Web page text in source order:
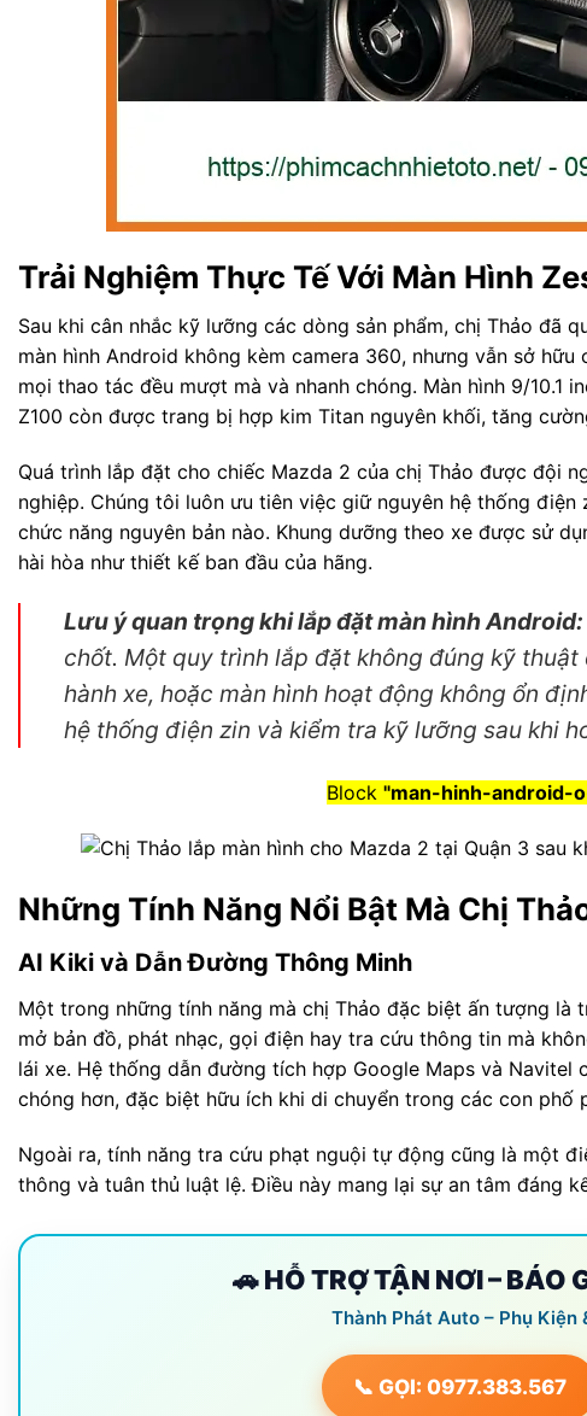
Trải Nghiệm Thực Tế Với Màn Hình
Sau khi cân nhắc kỹ lưỡng các dòng sản phẩm, chị Thảo đã
màn hình Android không kèm camera 360, nhưng vẫn sở hữu
mọi thao tác đều mượt mà và nhanh chóng. Màn hình 9/10.1
Z100 còn được trang bị hợp kim Titan nguyên khối, tăng
Quá trình lắp đặt cho chiếc Mazda 2 của chị Thảo được đội
nghiệp. Chúng tôi luôn ưu tiên việc giữ nguyên hệ thống
chức năng nguyên bản nào. Khung dưỡng theo xe được sử
hài hòa như thiết kế ban đầu của hãng.
Lưu ý quan trọng khi lắp đặt màn hình Android:
chốt. Một quy trình lắp đặt không đúng kỹ
hành xe, hoặc màn hình hoạt động không ổn
hệ thống điện zin và kiểm tra kỹ lưỡng sau khi
Block "man-hinh-android-
Những Tính Năng Nổi Bật Mà Chị
AI Kiki và Dẫn Đường Thông Minh
Một trong những tính năng mà chị Thảo đặc biệt ấn tượng
mở bản đồ, phát nhạc, gọi điện hay tra cứu thông tin mà
lái xe. Hệ thống dẫn đường tích hợp Google Maps và
chóng hơn, đặc biệt hữu ích khi di chuyển trong các con phố
Ngoài ra, tính năng tra cứu phạt nguội tự động cũng là một
thông và tuân thủ luật lệ. Điều này mang lại sự an tâm đáng
🚗 HỖ TRỢ TẬN NƠI – BÁO
Thành Phát Auto – Phụ Kiện
📞 GỌI: 0977.383.567